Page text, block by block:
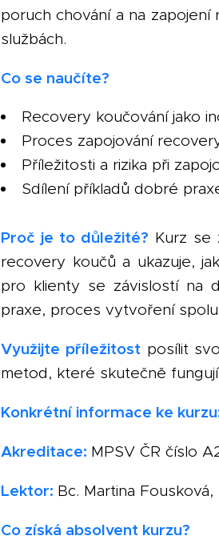
poruch chování a na
službách.
Co se naučíte?
Recovery koučování jako
Proces zapojování
Příležitosti a rizika při
Sdílení příkladů dobré
Proč je to důležité? Kurz se
recovery koučů a ukazuje,
pro klienty se závislostí na
praxe, proces vytvoření
Využijte příležitost posílit
metod, které skutečně
Konkrétní informace ke
Akreditace: MPSV ČR číslo
Lektor: Bc. Martina Fousková,
Co získá absolvent kurzu?